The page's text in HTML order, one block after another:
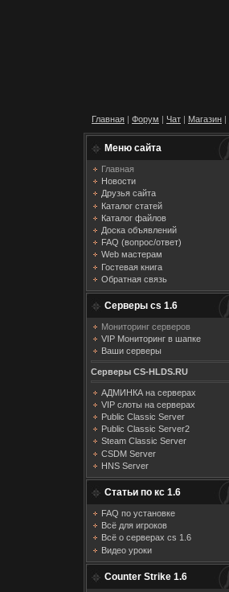
Главная | Форум | Чат | Магазин |
Меню сайта
Главная
Новости
Друзья сайта
Каталог статей
Каталог файлов
Доска объявлений
FAQ (вопрос/ответ)
Web мастерам
Гостевая книга
Обратная связь
Серверы cs 1.6
Мониторинг серверов
VIP Мониторинг в шапке
Ваши серверы
Серверы CS-HLDS.RU
АДМИНКА на серверах
VIP слоты на серверах
Public Classic Server
Public Classic Server2
Steam Classic Server
CSDM Server
HNS Server
Статьи по кс 1.6
FAQ по установке
Всё для игроков
Всё о серверах cs 1.6
Видео уроки
Counter Strike 1.6